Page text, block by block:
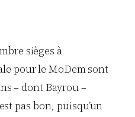
sièges à
pour le MoDem sont
– dont Bayrou –
pas bon, puisqu’un